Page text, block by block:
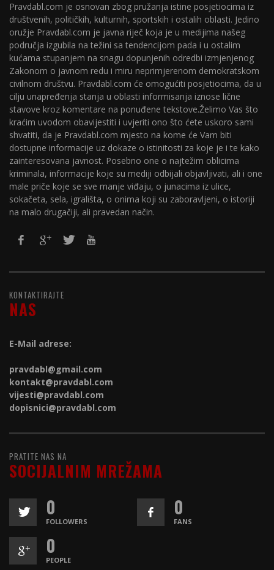
Pravdabl.com je osnovan zbog pružanja istine posjetiocima iz
društvenih, političkih, kulturnih, sportskih i ostalih oblasti. Jedino
oružje Pravdabl.com je javna riječ koja je u medijima našeg
područja izgubila na težini sa tendencijom pada i u ostalim
kućama stupanjem na snagu dopunjenih odredbi izmjenjenog
Zakonom o javnom redu i miru neprimjerenom demokratskom
civilnom društvu. Pravdabl.com će omogućiti posjetiocima, da u
cilju unapređenja stanja u oblasti informisanja iznose lične
stavove kroz komentare na ponuđene tekstove.Želimo Vas što
kraćim uvodom obavijestiti i uvjeriti ono što ćete uskoro sami
shvatiti, da je Pravdabl.com mjesto na kome će Vam biti
dostupne informacije uz dokaze o istinitosti za koje je i te kako
zainteresovana javnost. Posebno one o najtežim oblicima
kriminala, informacije koje su mediji odbijali objavljivati, ali i one
male priče koje se sve manje viđaju, o junacima iz ulice,
sokačeta, sela, igrališta, o onima koji su zaboravljeni, o istoriji
na malo drugačiji, ali pravedan način.
KONTAKTIRAJTE
NAS
E-Mail adrese:
pravdabl@gmail.com
kontakt@pravdabl.com
vijesti@pravdabl.com
dopisnici@pravdabl.com
PRATITE NAS NA
SOCIJALNIM MREŽAMA
0
FOLLOWERS
0
FANS
0
PEOPLE